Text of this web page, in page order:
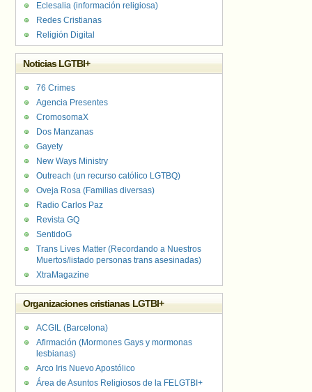
Eclesalia (información religiosa)
Redes Cristianas
Religión Digital
Noticias LGTBI+
76 Crimes
Agencia Presentes
CromosomaX
Dos Manzanas
Gayety
New Ways Ministry
Outreach (un recurso católico LGTBQ)
Oveja Rosa (Familias diversas)
Radio Carlos Paz
Revista GQ
SentidoG
Trans Lives Matter (Recordando a Nuestros
Muertos/listado personas trans asesinadas)
XtraMagazine
Organizaciones cristianas LGTBI+
ACGIL (Barcelona)
Afirmación (Mormones Gays y mormonas
lesbianas)
Arco Iris Nuevo Apostólico
Área de Asuntos Religiosos de la FELGTBI+